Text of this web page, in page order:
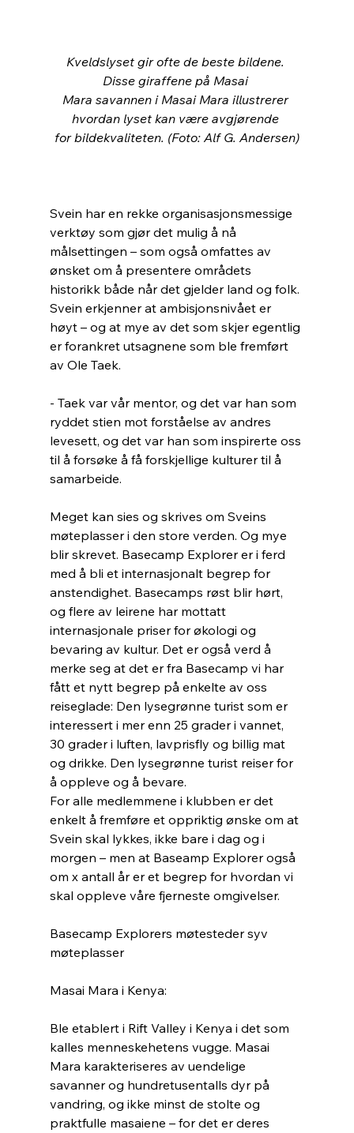
Kveldslyset gir ofte de beste bildene.
Disse giraffene på Masai
Mara savannen i Masai Mara illustrerer
hvordan lyset kan være avgjørende
for bildekvaliteten. (Foto: Alf G. Andersen)
Svein har en rekke organisasjonsmessige
verktøy som gjør det mulig å nå
målsettingen – som også omfattes av
ønsket om å presentere områdets
historikk både når det gjelder land og folk.
Svein erkjenner at ambisjonsnivået er
høyt – og at mye av det som skjer egentlig
er forankret utsagnene som ble fremført
av Ole Taek.
- Taek var vår mentor, og det var han som
ryddet stien mot forståelse av andres
levesett, og det var han som inspirerte oss
til å forsøke å få forskjellige kulturer til å
samarbeide.
Meget kan sies og skrives om Sveins
møteplasser i den store verden. Og mye
blir skrevet. Basecamp Explorer er i ferd
med å bli et internasjonalt begrep for
anstendighet. Basecamps røst blir hørt,
og flere av leirene har mottatt
internasjonale priser for økologi og
bevaring av kultur. Det er også verd å
merke seg at det er fra Basecamp vi har
fått et nytt begrep på enkelte av oss
reiseglade: Den lysegrønne turist som er
interessert i mer enn 25 grader i vannet,
30 grader i luften, lavprisfly og billig mat
og drikke. Den lysegrønne turist reiser for
å oppleve og å bevare.
For alle medlemmene i klubben er det
enkelt å fremføre et oppriktig ønske om at
Svein skal lykkes, ikke bare i dag og i
morgen – men at Baseamp Explorer også
om x antall år er et begrep for hvordan vi
skal oppleve våre fjerneste omgivelser.
Basecamp Explorers møtesteder syv
møteplasser
Masai Mara i Kenya:
Ble etablert i Rift Valley i Kenya i det som
kalles menneskehetens vugge. Masai
Mara karakteriseres av uendelige
savanner og hundretusentalls dyr på
vandring, og ikke minst de stolte og
praktfulle masaiene – for det er deres